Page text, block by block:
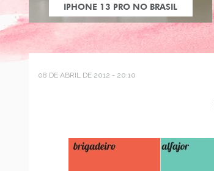
IPHONE 13 PRO NO BRASIL
08 DE ABRIL DE 2012 - 20:10